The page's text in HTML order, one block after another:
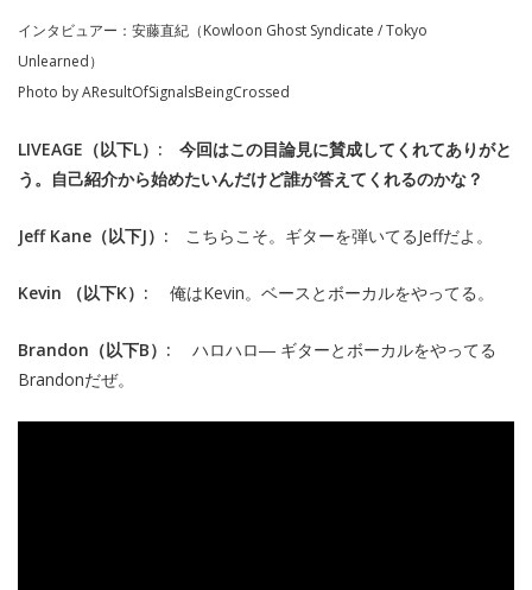
インタビュアー：安藤直紀（Kowloon Ghost Syndicate / Tokyo
Unlearned）
Photo by AResultOfSignalsBeingCrossed
LIVEAGE（以下L）: 今回はこの目論見に賛成してくれてありがと
う。自己紹介から始めたいんだけど誰が答えてくれるのかな？
Jeff Kane（以下J）: こちらこそ。ギターを弾いてるJeffだよ。
Kevin （以下K）: 俺はKevin。ベースとボーカルをやってる。
Brandon（以下B）: ハロハロ― ギターとボーカルをやってる
Brandonだぜ。